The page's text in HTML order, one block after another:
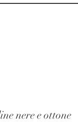
nere e ottone